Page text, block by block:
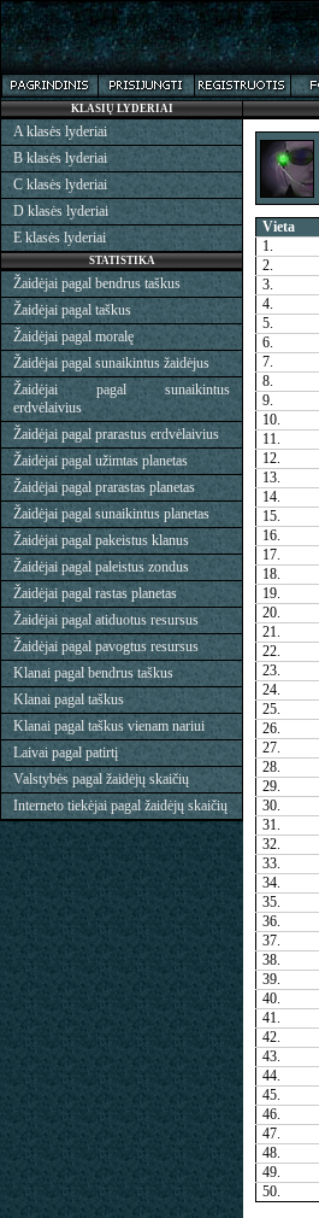
Vieta
1.
2.
3.
4.
5.
6.
7.
8.
9.
10.
11.
12.
13.
14.
15.
16.
17.
18.
19.
20.
21.
22.
23.
24.
25.
26.
27.
28.
29.
30.
31.
32.
33.
34.
35.
36.
37.
38.
39.
40.
41.
42.
43.
44.
45.
46.
47.
48.
49.
50.
KLASIŲ LYDERIAI
A klasės lyderiai
B klasės lyderiai
C klasės lyderiai
D klasės lyderiai
E klasės lyderiai
STATISTIKA
Žaidėjai pagal bendrus taškus
Žaidėjai pagal taškus
Žaidėjai pagal moralę
Žaidėjai pagal sunaikintus žaidėjus
Žaidėjai pagal sunaikintus
erdvėlaivius
Žaidėjai pagal prarastus erdvėlaivius
Žaidėjai pagal užimtas planetas
Žaidėjai pagal prarastas planetas
Žaidėjai pagal sunaikintus planetas
Žaidėjai pagal pakeistus klanus
Žaidėjai pagal paleistus zondus
Žaidėjai pagal rastas planetas
Žaidėjai pagal atiduotus resursus
Žaidėjai pagal pavogtus resursus
Klanai pagal bendrus taškus
Klanai pagal taškus
Klanai pagal taškus vienam nariui
Laivai pagal patirtį
Valstybės pagal žaidėjų skaičių
Interneto tiekėjai pagal žaidėjų skaičių